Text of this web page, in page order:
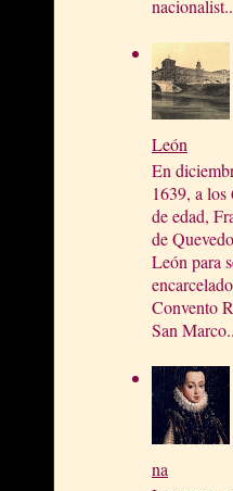
León
En
1639, a los
de edad,
de
León para
Convento
San
na